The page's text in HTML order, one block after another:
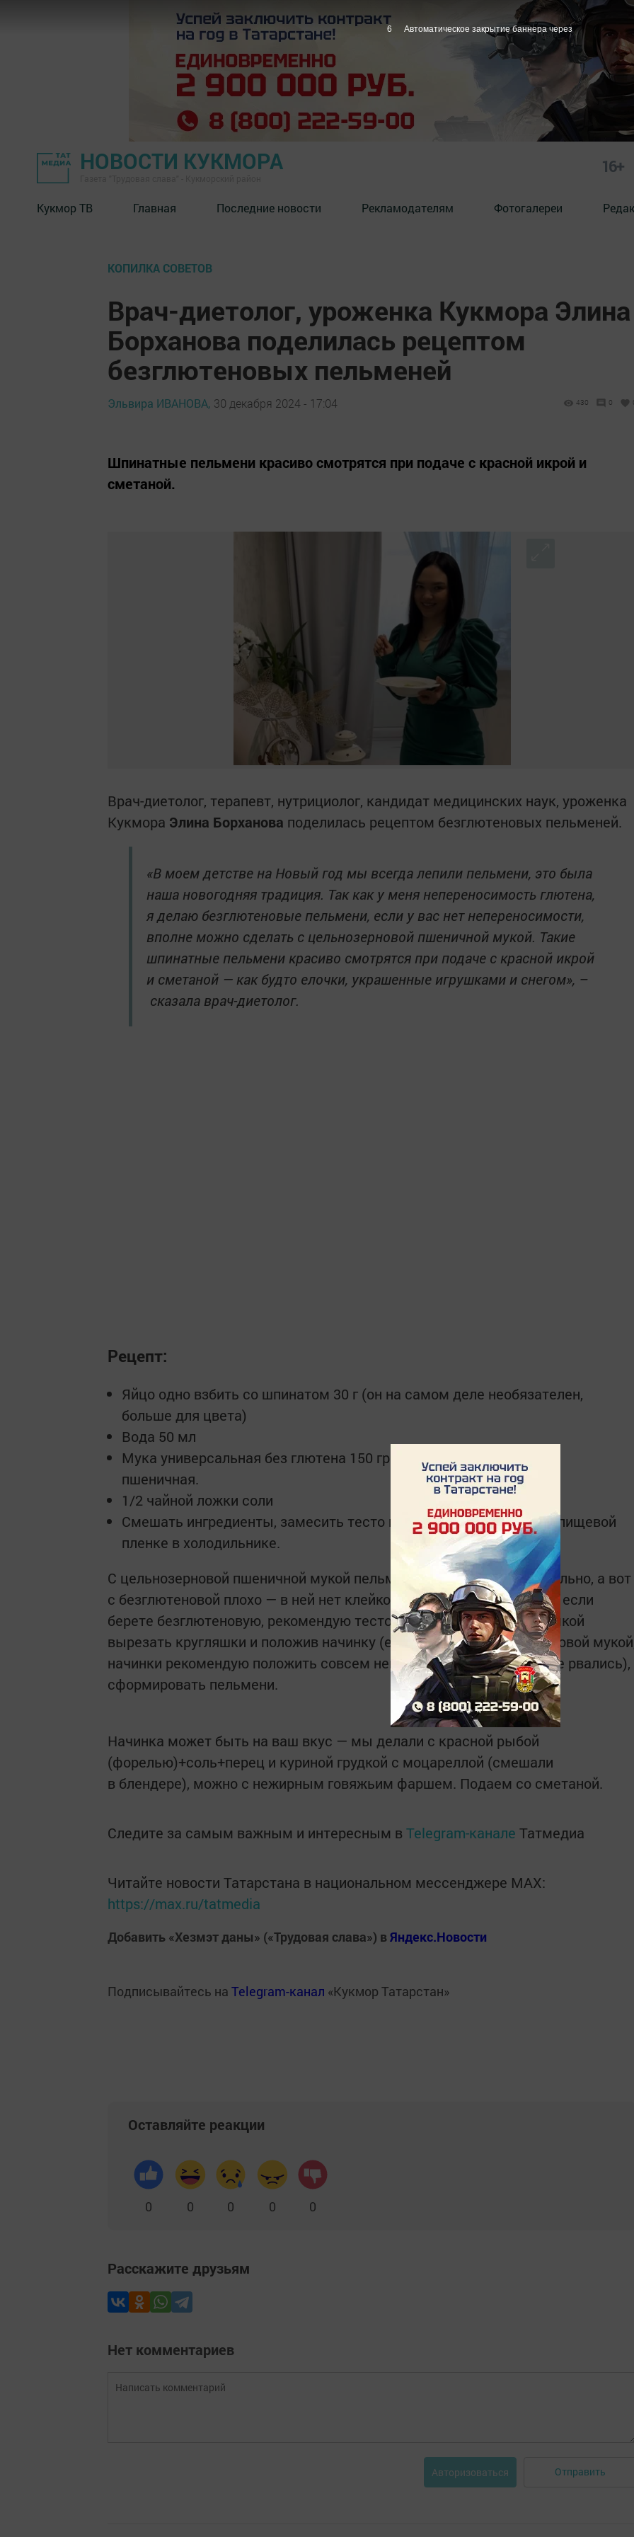
НОВОСТИ КУКМОРА 16+
Кукмор ТВ Главная Последние новости Рекламодателям Фотогалереи
КОПИЛКА СОВЕТОВ
Врач-диетолог, уроженка Кукмора Элина
Борханова поделилась рецептом
безглютеновых пельменей
Эльвира ИВАНОВА, 30 декабря 2024 - 17:04 430 0
Шпинатные пельмени красиво смотрятся при подаче с красной икрой и
сметаной.
Врач-диетолог, терапевт, нутрициолог, кандидат медицинских наук, уроженка
Кукмора Элина Борханова поделилась рецептом безглютеновых пельменей.
«В моем детстве на Новый год мы всегда лепили пельмени, это была
наша новогодняя традиция. Так как у меня непереносимость глютена,
я делаю безглютеновые пельмени, если у вас нет непереносимости,
вполне можно сделать с цельнозерновой пшеничной мукой. Такие
шпинатные пельмени красиво смотрятся при подаче с красной икрой
и сметаной — как будто елочки, украшенные игрушками и снегом», –
сказала врач-диетолог.
Рецепт:
Яйцо одно взбить со шпинатом 30 г (он на самом деле необязателен,
больше для цвета)
Вода 50 мл
Мука универсальная без глютена 150 грамм или цельнозерновая
пшеничная.
1/2 чайной ложки соли
Смешать ингредиенты, замесить тесто и оставить на 20 минут в пищевой
пленке в холодильнике.
С цельнозерновой пшеничной мукой пельмени будут лепиться идеально, а вот
с безглютеновой плохо — в ней нет клейковины (глютена). Поэтому если
берете безглютеновую, рекомендую тесто раскатать потолще, рюмкой
вырезать кругляшки и положив начинку (если делаете с безглютеновой
начинки рекомендую положить совсем немного, чтобы пельмени не рвались),
сформировать пельмени.
Начинка может быть на ваш вкус — мы делали с красной рыбой
(форелью)+соль+перец и куриной грудкой с моцареллой (смешали
в блендере), можно с нежирным говяжьим фаршем. Подаем со сметаной.
Следите за самым важным и интересным в Telegram-канале Татмедиа
Читайте новости Татарстана в национальном мессенджере MАХ:
https://max.ru/tatmedia
Добавить «Хезмэт даны» («Трудовая слава») вЯндекс.Новости
Подписывайтесь на Telegram-канал «Кукмор Татарстан»
Оставляйте реакции
0 0 0 0 0
Расскажите друзьям
Нет комментариев
Авторизоваться Отправить
5 Автоматическое закрытие баннера через